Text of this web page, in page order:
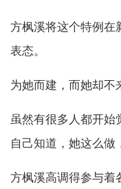
方枫溪将这个特例在
表态。
为她而建，而她却不
虽然有很多人都开始
自己知道，她这么做
方枫溪高调得参与着